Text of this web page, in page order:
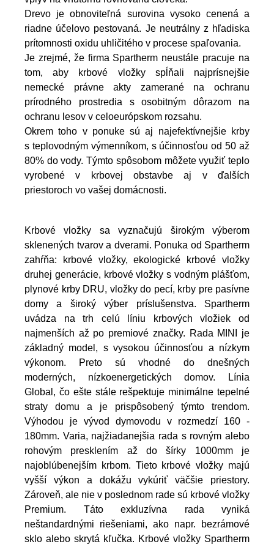
Drevo je obnoviteľná surovina vysoko cenená a
riadne účelovo pestovaná. Je neutrálny z hľadiska
prítomnosti oxidu uhličitého v procese spaľovania.
Je zrejmé, že firma Spartherm neustále pracuje na
tom, aby krbové vložky spĺňali najprísnejšie
nemecké právne akty zamerané na ochranu
prírodného prostredia s osobitným dôrazom na
ochranu lesov v celoeurópskom rozsahu.
Okrem toho v ponuke sú aj najefektívnejšie krby
s teplovodným výmenníkom, s účinnosťou od 50 až
80% do vody. Týmto spôsobom môžete využiť teplo
vyrobené v krbovej obstavbe aj v ďalších
priestoroch vo vašej domácnosti.
Krbové vložky sa vyznačujú širokým výberom
sklenených tvarov a dverami. Ponuka od Spartherm
zahŕňa: krbové vložky, ekologické krbové vložky
druhej generácie, krbové vložky s vodným plášťom,
plynové krby DRU, vložky do pecí, krby pre pasívne
domy a široký výber príslušenstva. Spartherm
uvádza na trh celú líniu krbových vložiek od
najmenších až po premiové značky. Rada MINI je
základný model, s vysokou účinnosťou a nízkym
výkonom. Preto sú vhodné do dnešných
moderných, nízkoenergetických domov. Línia
Global, čo ešte stále rešpektuje minimálne tepelné
straty domu a je prispôsobený týmto trendom.
Výhodou je vývod dymovodu v rozmedzí 160 -
180mm. Varia, najžiadanejšia rada s rovným alebo
rohovým presklením až do šírky 1000mm je
najoblúbenejším krbom. Tieto krbové vložky majú
vyšší výkon a dokážu vykúriť väčšie priestory.
Zároveň, ale nie v poslednom rade sú krbové vložky
Premium. Táto exkluzívna rada vyniká
neštandardnými riešeniami, ako napr. bezrámové
sklo alebo skrytá kľučka. Krbové vložky Spartherm